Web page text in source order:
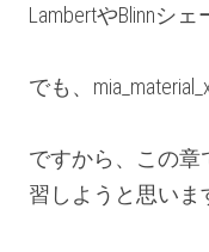
LambertやBlinnシ
でも、
ですから、この章
習しようと思いま